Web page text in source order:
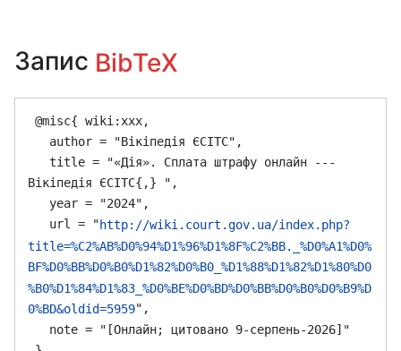
Запис BibTeX
Вікіпедія ЄСІТС{,} ",
   url = "
http://wiki.court.gov.ua/index.php?
title=%C2%AB%D0%94%D1%96%D1%8F%C2%BB._%D0%A1%D0%
BF%D0%BB%D0%B0%D1%82%D0%B0_%D1%88%D1%82%D1%80%D0
%B0%D1%84%D1%83_%D0%BE%D0%BD%D0%BB%D0%B0%D0%B9%D
0%BD&oldid=5959",